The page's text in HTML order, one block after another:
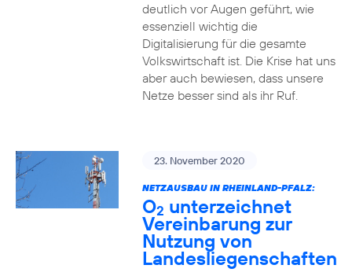
deutlich vor Augen geführt, wie
essenziell wichtig die
Digitalisierung für die gesamte
Volkswirtschaft ist. Die Krise hat uns
aber auch bewiesen, dass unsere
Netze besser sind als ihr Ruf.
23. November 2020
NETZAUSBAU IN RHEINLAND-PFALZ:
O2 unterzeichnet
Vereinbarung zur
Nutzung von
Landesliegenschaften